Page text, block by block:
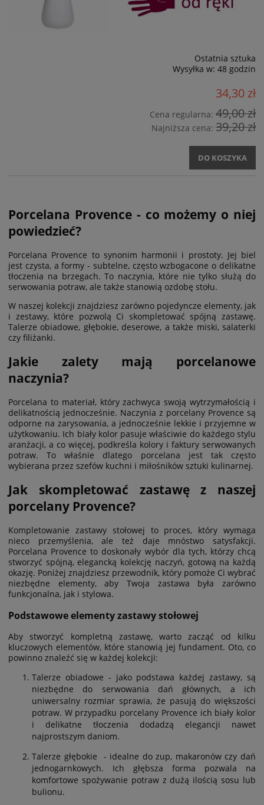
Ostatnia sztuka
Wysyłka w: 48 godzin
34,30 zł
Cena regularna: 49,00 zł
Najniższa cena: 39,20 zł
DO KOSZYKA
Porcelana Provence - co możemy o niej
powiedzieć?
Porcelana Provence to synonim harmonii i prostoty. Jej biel
jest czysta, a formy - subtelne, często wzbogacone o delikatne
tłoczenia na brzegach. To naczynia, które nie tylko służą do
serwowania potraw, ale także stanowią ozdobę stołu.
W naszej kolekcji znajdziesz zarówno pojedyncze elementy, jak
i zestawy, które pozwolą Ci skompletować spójną zastawę.
Talerze obiadowe, głębokie, deserowe, a także miski, salaterki
czy filiżanki.
Jakie zalety mają porcelanowe
naczynia?
Porcelana to materiał, który zachwyca swoją wytrzymałością i
delikatnością jednocześnie. Naczynia z porcelany Provence są
odporne na zarysowania, a jednocześnie lekkie i przyjemne w
użytkowaniu. Ich biały kolor pasuje właściwie do każdego stylu
aranżacji, a co więcej, podkreśla kolory i faktury serwowanych
potraw. To właśnie dlatego porcelana jest tak często
wybierana przez szefów kuchni i miłośników sztuki kulinarnej.
Jak skompletować zastawę z naszej
porcelany Provence?
Kompletowanie zastawy stołowej to proces, który wymaga
nieco przemyślenia, ale też daje mnóstwo satysfakcji.
Porcelana Provence to doskonały wybór dla tych, którzy chcą
stworzyć spójną, elegancką kolekcję naczyń, gotową na każdą
okazję. Poniżej znajdziesz przewodnik, który pomoże Ci wybrać
niezbędne elementy, aby Twoja zastawa była zarówno
funkcjonalna, jak i stylowa.
Podstawowe elementy zastawy stołowej
Aby stworzyć kompletną zastawę, warto zacząć od kilku
kluczowych elementów, które stanowią jej fundament. Oto, co
powinno znaleźć się w każdej kolekcji:
Talerze obiadowe - jako podstawa każdej zastawy, są
niezbędne do serwowania dań głównych, a ich
uniwersalny rozmiar sprawia, że pasują do większości
potraw. W przypadku porcelany Provence ich biały kolor
i delikatne tłoczenia dodadzą elegancji nawet
najprostszym daniom.
Talerze głębokie - idealne do zup, makaronów czy dań
jednogarnkowych. Ich głębsza forma pozwala na
komfortowe spożywanie potraw z dużą ilością sosu lub
bulionu.